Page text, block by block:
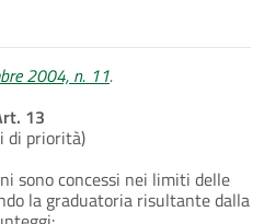
2004, n. 11.
13
di priorità)
sono concessi nei limiti delle
la graduatoria risultante dalla